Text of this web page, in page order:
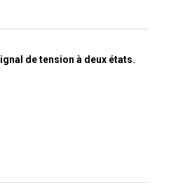
de tension à deux états.